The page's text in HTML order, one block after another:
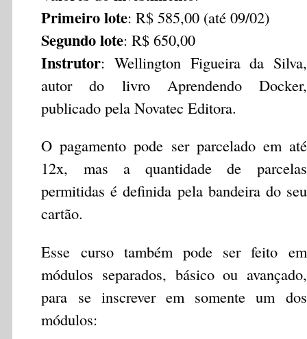
Primeiro lote: R$ 585,00 (até 09/02)
Segundo lote: R$ 650,00
Instrutor: Wellington Figueira da Silva,
autor do livro Aprendendo Docker,
publicado pela Novatec Editora.
O pagamento pode ser parcelado em até
12x, mas a quantidade de parcelas
permitidas é definida pela bandeira do seu
cartão.
Esse curso também pode ser feito em
módulos separados, básico ou avançado,
para se inscrever em somente um dos
módulos: